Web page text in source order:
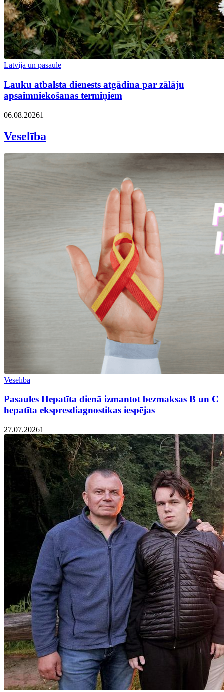
Latvija un pasaulē
Lauku atbalsta dienests atgādina par zālāju
apsaimniekošanas termiņiem
06.08.20261
Veselība
Veselība
Pasaules Hepatīta dienā izmantot bezmaksas B un C
hepatīta ekspresdiagnostikas iespējas
27.07.20261